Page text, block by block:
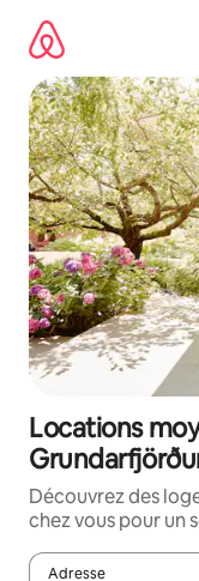
directement
contenu
Locations
Découvrez des
chez vous pour un
Adresse